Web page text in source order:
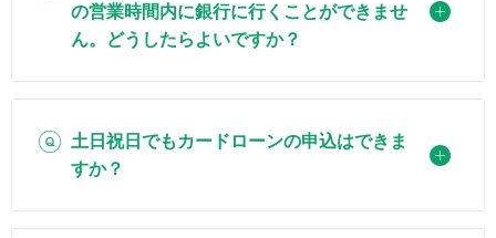
の営業時間内に銀行に行くことができませ
ん。どうしたらよいですか？
土日祝日でもカードローンの申込はできま
すか？